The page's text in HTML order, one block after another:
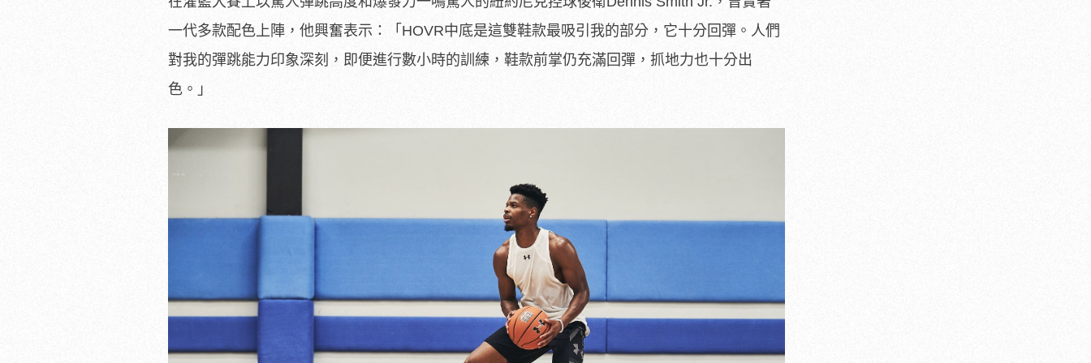
一代多款配色上陣，他興奮表示：「HOVR中底是這雙鞋款最吸引我的部分，它十分回彈。人們
對我的彈跳能力印象深刻，即便進行數小時的訓練，鞋款前掌仍充滿回彈，抓地力也十分出
色。」